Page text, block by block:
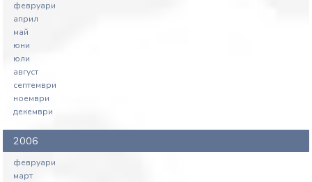
февруари
април
май
юни
юли
август
септември
ноември
декември
2006
февруари
март